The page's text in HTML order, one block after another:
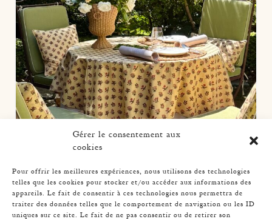
Gérer le consentement aux
cookies
Pour offrir les meilleures expériences, nous utilisons des technologies
telles que les cookies pour stocker et/ou accéder aux informations des
appareils. Le fait de consentir à ces technologies nous permettra de
traiter des données telles que le comportement de navigation ou les ID
uniques sur ce site. Le fait de ne pas consentir ou de retirer son